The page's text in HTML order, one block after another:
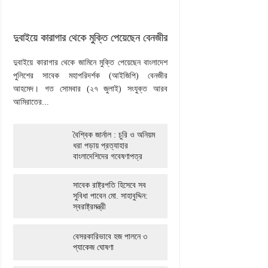
দুবাইয়ে কারাগার থেকে মুক্তি পেয়েছেন বেনজীর
দুবাইয়ে কারাগার থেকে জামিনে মুক্তি পেয়েছেন বাংলাদেশ
পুলিশের সাবেক মহাপরিদর্শক (আইজিপি) বেনজীর
আহমেদ। গত সোমবার (২৭ জুলাই) সংযুক্ত আরব
আমিরাতের...
বৈশ্বিক জার্নাল : চুরি ও অনিয়ম
ধরা পড়ায় প্রত্যাহার
বাংলাদেশিদের গবেষণাপত্র
সাবেক রাষ্ট্রপতি হিসেবে সব
সুবিধা পাবেন মো. সাহাবুদ্দিন:
স্বরাষ্ট্রমন্ত্রী
বেসরকারিভাবে হজ পালনে ৩
প্যাকেজ ঘোষণা